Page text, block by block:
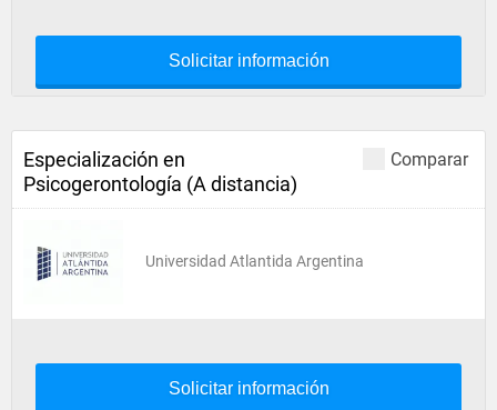
Solicitar información
Comparar
Especialización en
Psicogerontología (A distancia)
Universidad Atlantida Argentina
Solicitar información